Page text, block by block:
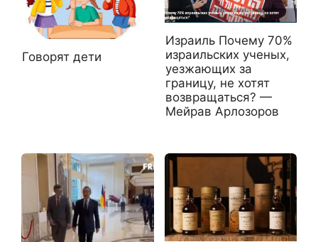
Говорят дети
Израиль Почему 70%
израильских ученых,
уезжающих за
границу, не хотят
возвращаться? —
Мейрав Арлозоров